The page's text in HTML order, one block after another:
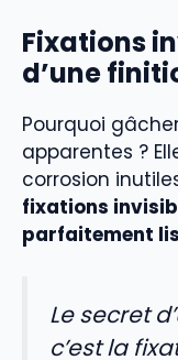
Fixations
d’une
Pourquoi
apparentes ?
corrosion
fixations
parfaitement
Le secret
c’est la